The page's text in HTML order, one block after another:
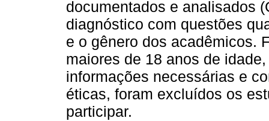
documentados e analisados
diagnóstico com questões
e o gênero dos acadêmicos.
maiores de 18 anos de
informações necessárias e
éticas, foram excluídos os
participar.